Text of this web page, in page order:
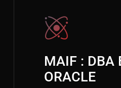
MAIF : DBA
ORACLE